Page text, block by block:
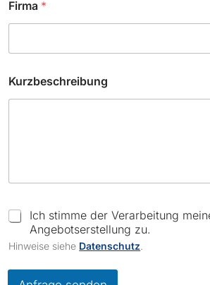
Firma *
Kurzbeschreibung
C
h
e
c
k
Ich stimme der Verarbeitung
Angebotserstellung zu.
Hinweise siehe Datenschutz.